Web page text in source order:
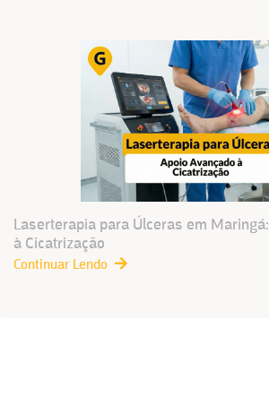
Laserterapia para Úlceras em
à Cicatrização
Continuar Lendo